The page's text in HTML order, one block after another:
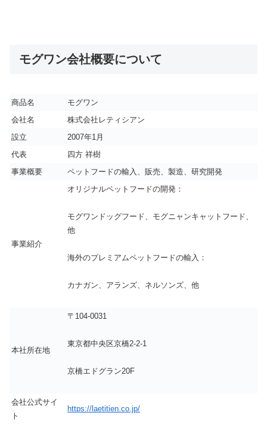
モグワン会社概要について
商品名
モグワン
会社名
株式会社レティシアン
設立
2007年1月
代表
四方 祥樹
事業概要
ペットフードの輸入、販売、製造、研究開発
事業紹介
オリジナルペットフードの開発：
モグワンドッグフード、モグニャンキャットフード、
他
海外のプレミアムペットフードの輸入：
カナガン、アランズ、ネルソンズ、他
本社所在地
〒104-0031
東京都中央区京橋2-2-1
京橋エドグラン20F
会社公式サイ
ト
https://laetitien.co.jp/